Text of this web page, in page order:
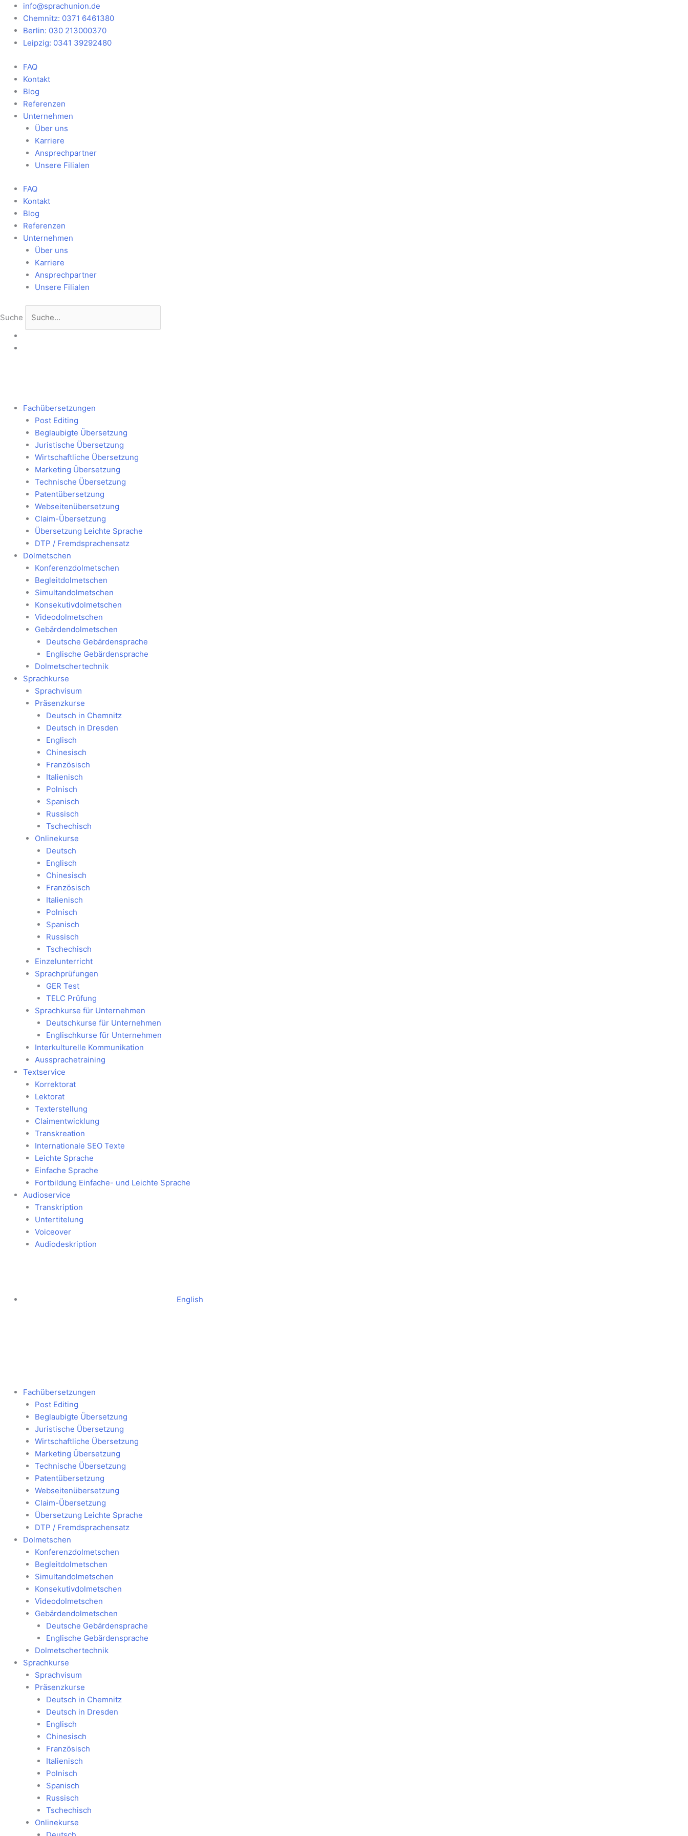
Zum
Inhalt
springen
info@sprachunion.de
Chemnitz: 0371 6461380
Berlin: 030 213000370
Leipzig: 0341 39292480
FAQ
Kontakt
Blog
Referenzen
Unternehmen
Über uns
Karriere
Ansprechpartner
Unsere Filialen
FAQ
Kontakt
Blog
Referenzen
Unternehmen
Über uns
Karriere
Ansprechpartner
Unsere Filialen
Suche
Main
Menu
Fachübersetzungen
Post Editing
Beglaubigte Übersetzung
Juristische Übersetzung
Wirtschaftliche Übersetzung
Marketing Übersetzung
Technische Übersetzung
Patentübersetzung
Webseitenübersetzung
Claim-Übersetzung
Übersetzung Leichte Sprache
DTP / Fremdsprachensatz
Dolmetschen
Konferenzdolmetschen
Begleitdolmetschen
Simultandolmetschen
Konsekutivdolmetschen
Videodolmetschen
Gebärdendolmetschen
Deutsche Gebärdensprache
Englische Gebärdensprache
Dolmetschertechnik
Sprachkurse
Sprachvisum
Präsenzkurse
Deutsch in Chemnitz
Deutsch in Dresden
Englisch
Chinesisch
Französisch
Italienisch
Polnisch
Spanisch
Russisch
Tschechisch
Onlinekurse
Deutsch
Englisch
Chinesisch
Französisch
Italienisch
Polnisch
Spanisch
Russisch
Tschechisch
Einzelunterricht
Sprachprüfungen
GER Test
TELC Prüfung
Sprachkurse für Unternehmen
Deutschkurse für Unternehmen
Englischkurse für Unternehmen
Interkulturelle Kommunikation
Aussprachetraining
Textservice
Korrektorat
Lektorat
Texterstellung
Claimentwicklung
Transkreation
Internationale SEO Texte
Leichte Sprache
Einfache Sprache
Fortbildung Einfache- und Leichte Sprache
Audioservice
Transkription
Untertitelung
Voiceover
Audiodeskription
English
Fachübersetzungen
Post Editing
Beglaubigte Übersetzung
Juristische Übersetzung
Wirtschaftliche Übersetzung
Marketing Übersetzung
Technische Übersetzung
Patentübersetzung
Webseitenübersetzung
Claim-Übersetzung
Übersetzung Leichte Sprache
DTP / Fremdsprachensatz
Dolmetschen
Konferenzdolmetschen
Begleitdolmetschen
Simultandolmetschen
Konsekutivdolmetschen
Videodolmetschen
Gebärdendolmetschen
Deutsche Gebärdensprache
Englische Gebärdensprache
Dolmetschertechnik
Sprachkurse
Sprachvisum
Präsenzkurse
Deutsch in Chemnitz
Deutsch in Dresden
Englisch
Chinesisch
Französisch
Italienisch
Polnisch
Spanisch
Russisch
Tschechisch
Onlinekurse